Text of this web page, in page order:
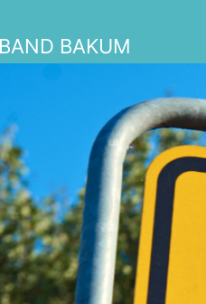
BAKUM